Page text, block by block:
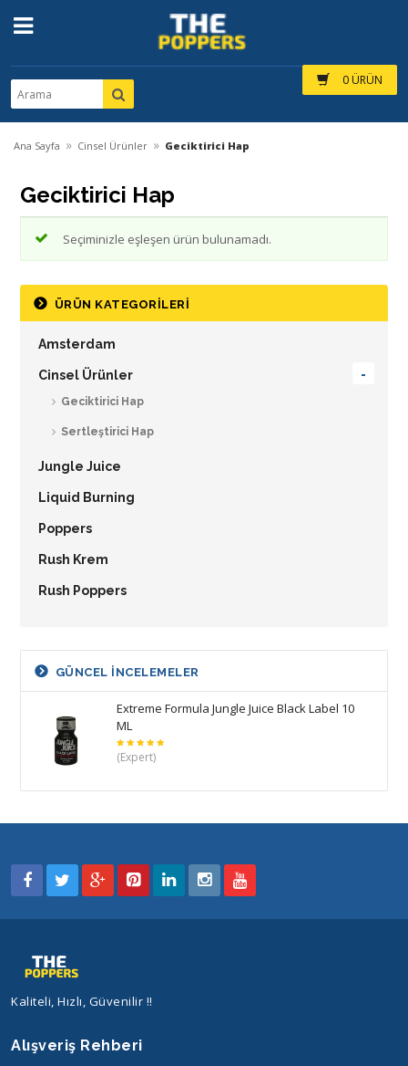
0 ÜRÜN
Ana Sayfa » Cinsel Ürünler » Geciktirici Hap
Geciktirici Hap
Seçiminizle eşleşen ürün bulunamadı.
ÜRÜN KATEGORILERI
Amsterdam
Cinsel Ürünler
Geciktirici Hap
Sertleştirici Hap
Jungle Juice
Liquid Burning
Poppers
Rush Krem
Rush Poppers
GÜNCEL INCELEMELER
Extreme Formula Jungle Juice Black Label 10
ML
5
üzerinden
(Expert)
Kaliteli, Hızlı, Güvenilir !!
Alışveriş Rehberi